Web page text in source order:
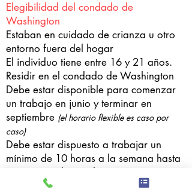
Elegibilidad del condado de
Washington
Estaban en cuidado de crianza u otro
entorno fuera del hogar
El individuo tiene entre 16 y 21 años.
Residir en el condado de Washington
Debe estar disponible para comenzar
un trabajo en junio y terminar en
septiembre (el horario flexible es caso por
caso)
Debe estar dispuesto a trabajar un
mínimo de 10 horas a la semana hasta
un máximo de 160 horas
Gane $10.00 por hora mientras